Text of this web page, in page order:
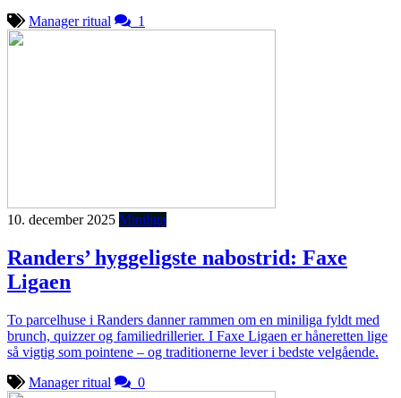
Manager ritual
1
10. december 2025 Miniliga
Randers’ hyggeligste nabostrid: Faxe
Ligaen
To parcelhuse i Randers danner rammen om en miniliga fyldt med
brunch, quizzer og familiedrillerier. I Faxe Ligaen er håneretten lige
så vigtig som pointene – og traditionerne lever i bedste velgående.
Manager ritual
0